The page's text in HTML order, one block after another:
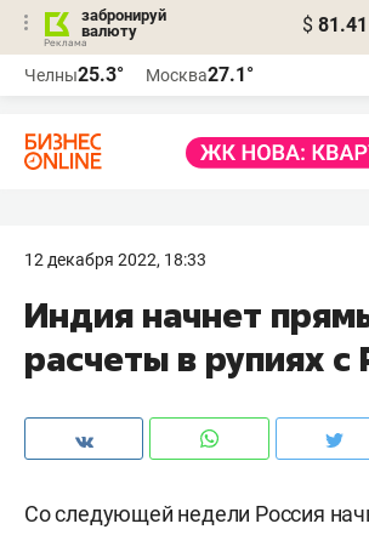
забронируй
валюту
$ 81.41
Челны25.3° Москва27.1°
12 декабря 2022, 18:33
Индия начнет
расчеты в рупиях с
Со следующей недели Россия